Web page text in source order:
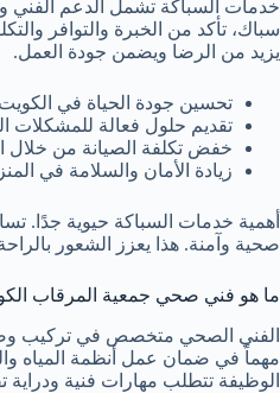
خدمات السباكة تشمل الدعم الفني
سباك، تأكد من الخبرة والتوافر
يزيد من الرضا ويضمن جودة العمل.
تحسين جودة الحياة في
تقديم حلول فعالة للمشكلات
خفض تكلفة الصيانة من خلال
زيادة الأمان والسلامة في
أهمية خدمات السباكة حيوية جدًا.
صحية وآمنة. هذا يعزز الشعور
ما هو فني صحي جمعية المرقاب
الفني الصحي متخصص في تركيب
مهماً في ضمان عمل أنظمة
الوظيفة تتطلب مهارات فنية ودراية